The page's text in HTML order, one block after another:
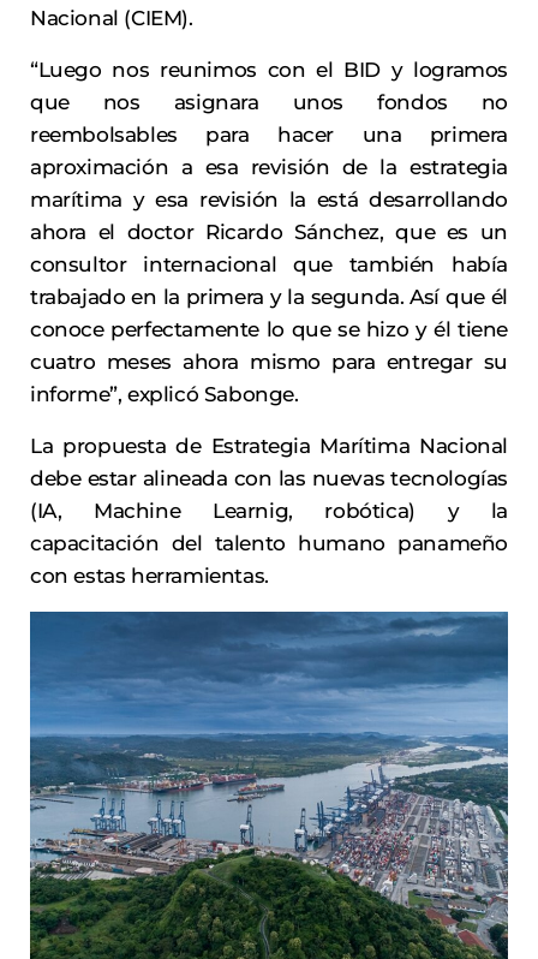
Nacional (CIEM).
“Luego nos reunimos con el BID y logramos
que nos asignara unos fondos no
reembolsables para hacer una primera
aproximación a esa revisión de la estrategia
marítima y esa revisión la está desarrollando
ahora el doctor Ricardo Sánchez, que es un
consultor internacional que también había
trabajado en la primera y la segunda. Así que él
conoce perfectamente lo que se hizo y él tiene
cuatro meses ahora mismo para entregar su
informe”, explicó Sabonge.
La propuesta de Estrategia Marítima Nacional
debe estar alineada con las nuevas tecnologías
(IA, Machine Learnig, robótica) y la
capacitación del talento humano panameño
con estas herramientas.